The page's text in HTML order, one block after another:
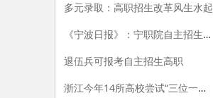
多元录取：高职招生改革风生水起
《宁波日报》：宁职院自主招生亮新招
退伍兵可报考自主招生高职
浙江今年14所高校尝试“三位一体”招生模式